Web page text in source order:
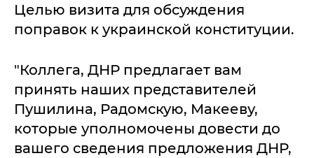
Целью визита для обсуждения
поправок к украинской конституции.
"Коллега, ДНР предлагает вам
принять наших представителей
Пушилина, Радомскую, Макееву,
которые уполномочены довести до
вашего сведения предложения ДНР,